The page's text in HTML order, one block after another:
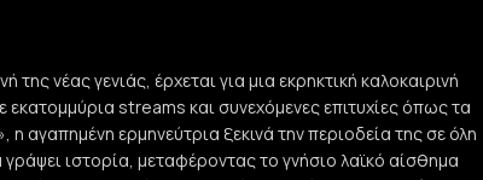
της νέας γενιάς, έρχεται για μια εκρηκτική καλοκαιρινή
streams και συνεχόμενες επιτυχίες όπως τα
αγαπημένη ερμηνεύτρια ξεκινά την περιοδεία της σε όλη
ιστορία, μεταφέροντας το γνήσιο λαϊκό αίσθημα